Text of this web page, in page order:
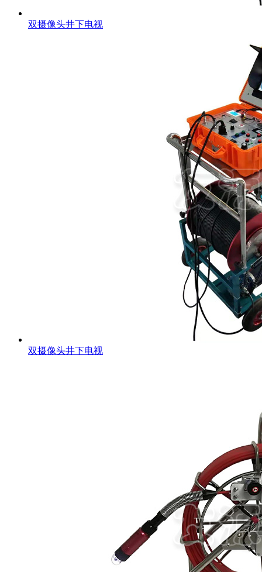
双摄像头井下电视
双摄像头井下电视